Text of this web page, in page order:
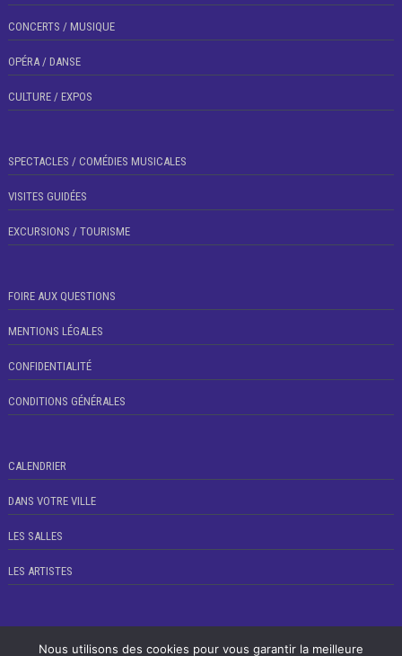
CONCERTS / MUSIQUE
OPÉRA / DANSE
CULTURE / EXPOS
SPECTACLES / COMÉDIES MUSICALES
VISITES GUIDÉES
EXCURSIONS / TOURISME
FOIRE AUX QUESTIONS
MENTIONS LÉGALES
CONFIDENTIALITÉ
CONDITIONS GÉNÉRALES
CALENDRIER
DANS VOTRE VILLE
LES SALLES
LES ARTISTES
Nous utilisons des cookies pour vous garantir la meilleure